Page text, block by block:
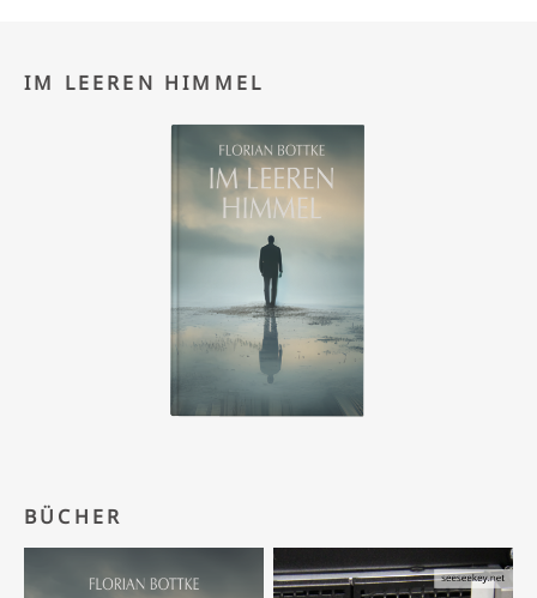
IM LEEREN HIMMEL
BÜCHER